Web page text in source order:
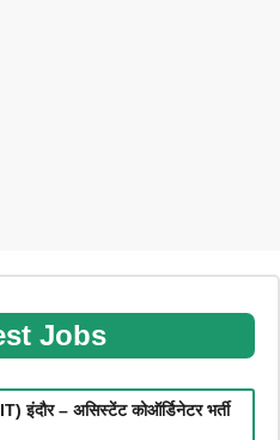
Jobs
इंदौर – असिस्टेंट कोऑर्डिनेटर भर्ती